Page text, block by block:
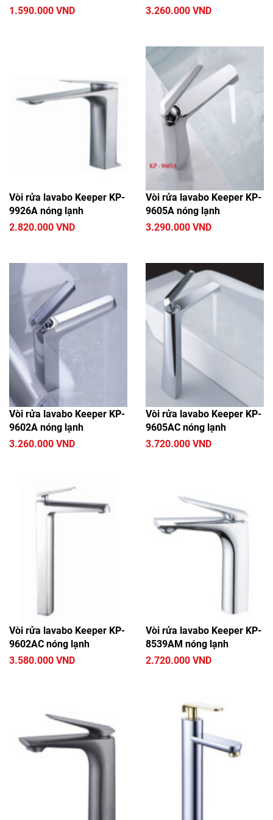
Vòi rửa lavabo Sanei Vòi rửa lavabo Ranco
1.590.000 VND
3.260.000 VND
Vòi rửa lavabo Keeper KP-
9926A nóng lạnh
2.820.000 VND
Vòi rửa lavabo Keeper KP-
9605A nóng lạnh
3.290.000 VND
Vòi rửa lavabo Keeper KP-
9602A nóng lạnh
3.260.000 VND
Vòi rửa lavabo Keeper KP-
9605AC nóng lạnh
3.720.000 VND
Vòi rửa lavabo Keeper KP-
9602AC nóng lạnh
3.580.000 VND
Vòi rửa lavabo Keeper KP-
8539AM nóng lạnh
2.720.000 VND